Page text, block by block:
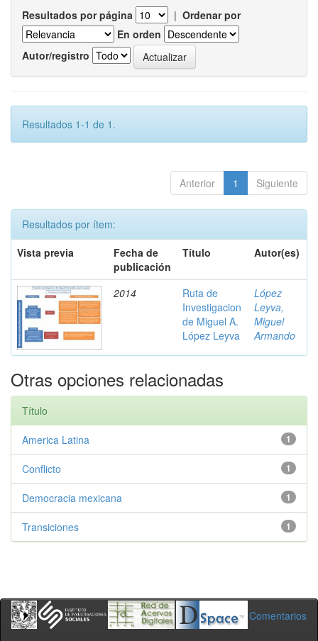
Resultados por página | Ordenar por
En orden
Autor/registro
Resultados 1-1 de 1.
Anterior 1 Siguiente
Resultados por ítem:
Vista previa
Fecha de
publicación
Título Autor(es)
2014
Ruta de
Investigacion
de Miguel A.
López Leyva
López
Leyva,
Miguel
Armando
Otras opciones relacionadas
Título
1
America Latina
1
Conflicto
1
Democracia mexicana
1
Transiciones
Comentarios